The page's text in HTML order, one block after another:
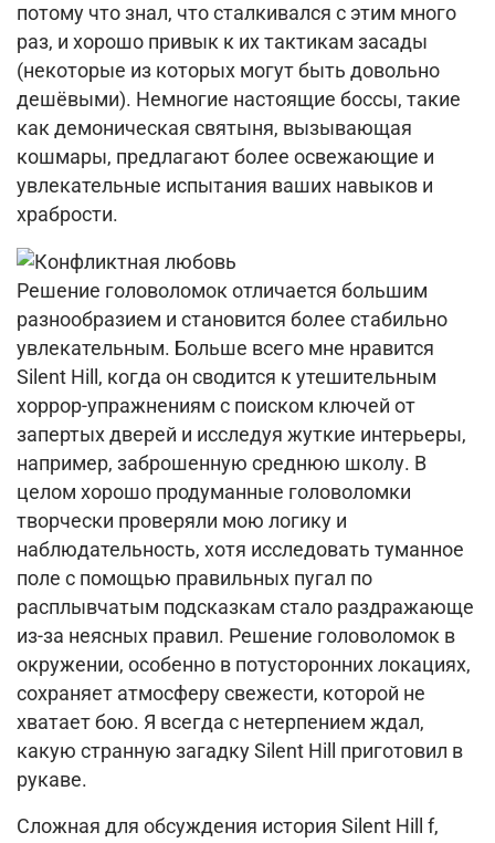
потому что знал, что сталкивался с этим много
раз, и хорошо привык к их тактикам засады
(некоторые из которых могут быть довольно
дешёвыми). Немногие настоящие боссы, такие
как демоническая святыня, вызывающая
кошмары, предлагают более освежающие и
увлекательные испытания ваших навыков и
храбрости.
Решение головоломок отличается большим
разнообразием и становится более стабильно
увлекательным. Больше всего мне нравится
Silent Hill, когда он сводится к утешительным
хоррор-упражнениям с поиском ключей от
запертых дверей и исследуя жуткие интерьеры,
например, заброшенную среднюю школу. В
целом хорошо продуманные головоломки
творчески проверяли мою логику и
наблюдательность, хотя исследовать туманное
поле с помощью правильных пугал по
расплывчатым подсказкам стало раздражающе
из-за неясных правил. Решение головоломок в
окружении, особенно в потусторонних локациях,
сохраняет атмосферу свежести, которой не
хватает бою. Я всегда с нетерпением ждал,
какую странную загадку Silent Hill приготовил в
рукаве.
Сложная для обсуждения история Silent Hill f,